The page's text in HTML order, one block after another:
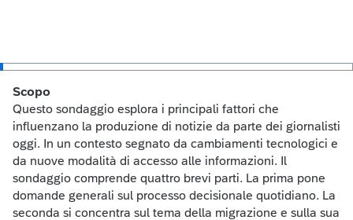
Scopo
Questo sondaggio esplora i principali fattori che
influenzano la produzione di notizie da parte dei giornalisti
oggi. In un contesto segnato da cambiamenti tecnologici e
da nuove modalità di accesso alle informazioni. Il
sondaggio comprende quattro brevi parti. La prima pone
domande generali sul processo decisionale quotidiano. La
seconda si concentra sul tema della migrazione e sulla sua